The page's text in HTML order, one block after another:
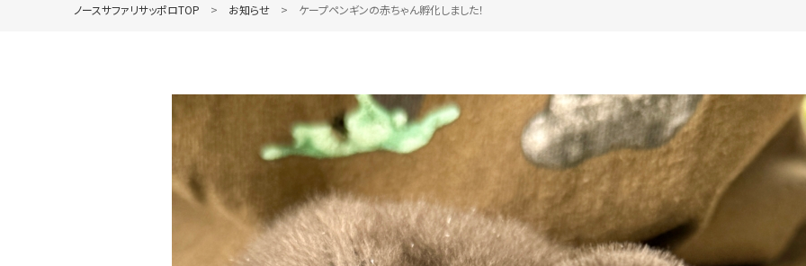
ノースサファリサッポロTOP お知らせ ケープペンギンの赤ちゃん孵化しました！